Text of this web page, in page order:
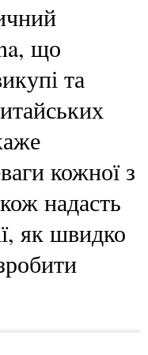
що
та
кожної з
надасть
як швидко